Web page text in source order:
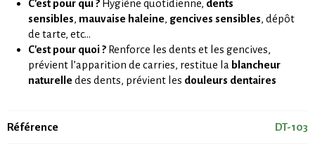
C'est pour qui ? Hygiène quotidienne, dents
sensibles, mauvaise haleine, gencives sensibles, dépôt
de tarte, etc...
C'est pour quoi ? Renforce les dents et les gencives,
prévient l’apparition de carries, restitue la blancheur
naturelle des dents, prévient les douleurs dentaires
Référence DT-103